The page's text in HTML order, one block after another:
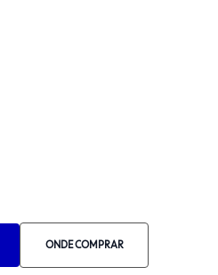
ONDE COMPRAR